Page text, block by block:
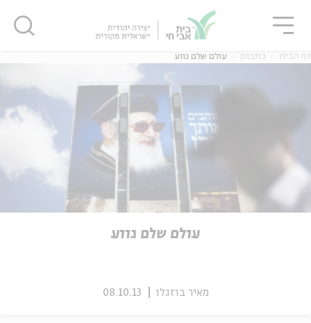
אנגלית נוער
אנגלית
דף הבית כתבות עולם שלם גווע
עולם שלם גווע
מאיר בוזגלו 08.10.13
סגור